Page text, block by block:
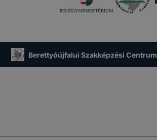
Berettyóújfalui Szakképzési Centrum